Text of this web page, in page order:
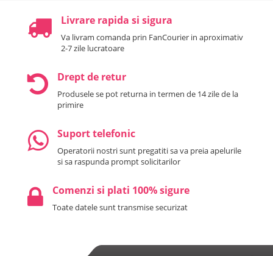
Livrare rapida si sigura
Va livram comanda prin FanCourier in aproximativ
2-7 zile lucratoare
Drept de retur
Produsele se pot returna in termen de 14 zile de la
primire
Suport telefonic
Operatorii nostri sunt pregatiti sa va preia apelurile
si sa raspunda prompt solicitarilor
Comenzi si plati 100% sigure
Toate datele sunt transmise securizat